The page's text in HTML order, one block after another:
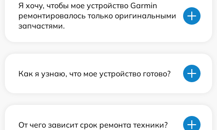
Я хочу, чтобы мое устройство Garmin
ремонтировалось только оригинальными
запчастями.
Как я узнаю, что мое устройство готово?
От чего зависит срок ремонта техники?